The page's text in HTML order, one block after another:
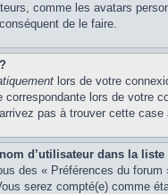
comme les avatars
de le faire.
lors de votre
lors de votre
pas à trouver cette
d’utilisateur dans la
des « Préférences du forum
serez compté(e) comme